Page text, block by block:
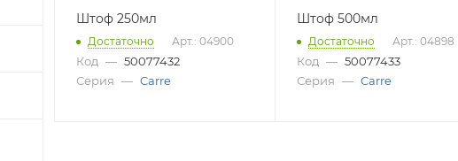
Штоф 250мл
Достаточно Арт.: 04900
Код — 50077432
Серия — Carre
Штоф 500мл
Достаточно Арт.: 04898
Код — 50077433
Серия — Carre